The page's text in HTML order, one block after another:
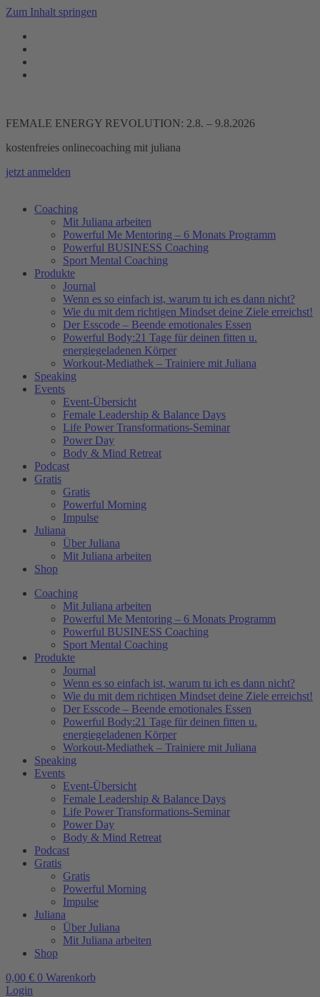
Zum Inhalt springen
FEMALE ENERGY REVOLUTION: 2.8. – 9.8.2026
kostenfreies onlinecoaching mit juliana
jetzt anmelden
Coaching
Mit Juliana arbeiten
Powerful Me Mentoring – 6 Monats Programm
Powerful BUSINESS Coaching
Sport Mental Coaching
Produkte
Journal
Wenn es so einfach ist, warum tu ich es dann nicht?
Wie du mit dem richtigen Mindset deine Ziele erreichst!
Der Esscode – Beende emotionales Essen
Powerful Body:21 Tage für deinen fitten u.
energiegeladenen Körper
Workout-Mediathek – Trainiere mit Juliana
Speaking
Events
Event-Übersicht
Female Leadership & Balance Days
Life Power Transformations-Seminar
Power Day
Body & Mind Retreat
Podcast
Gratis
Gratis
Powerful Morning
Impulse
Juliana
Über Juliana
Mit Juliana arbeiten
Shop
Coaching
Mit Juliana arbeiten
Powerful Me Mentoring – 6 Monats Programm
Powerful BUSINESS Coaching
Sport Mental Coaching
Produkte
Journal
Wenn es so einfach ist, warum tu ich es dann nicht?
Wie du mit dem richtigen Mindset deine Ziele erreichst!
Der Esscode – Beende emotionales Essen
Powerful Body:21 Tage für deinen fitten u.
energiegeladenen Körper
Workout-Mediathek – Trainiere mit Juliana
Speaking
Events
Event-Übersicht
Female Leadership & Balance Days
Life Power Transformations-Seminar
Power Day
Body & Mind Retreat
Podcast
Gratis
Gratis
Powerful Morning
Impulse
Juliana
Über Juliana
Mit Juliana arbeiten
Shop
0,00 € 0 Warenkorb
Login